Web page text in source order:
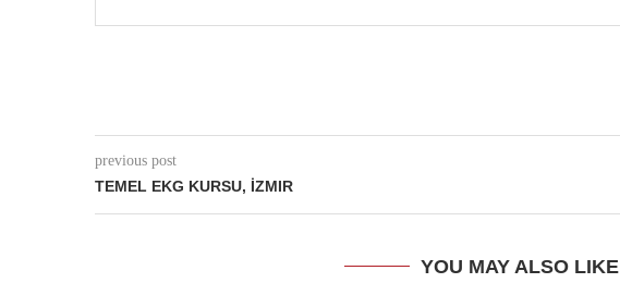
previous post
TEMEL EKG KURSU, İZMIR
YOU MAY ALSO LIKE